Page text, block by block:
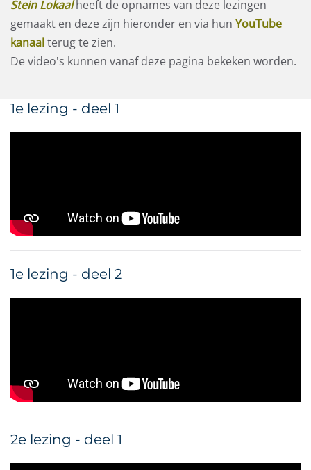
Stein Lokaalheeft de opnames van deze lezingen
gemaakt en deze zijn hieronder en via hun YouTube
kanaalterug te zien.
De video's kunnen vanaf deze pagina bekeken worden.
1e lezing - deel 1
1e lezing - deel 2
2e lezing - deel 1